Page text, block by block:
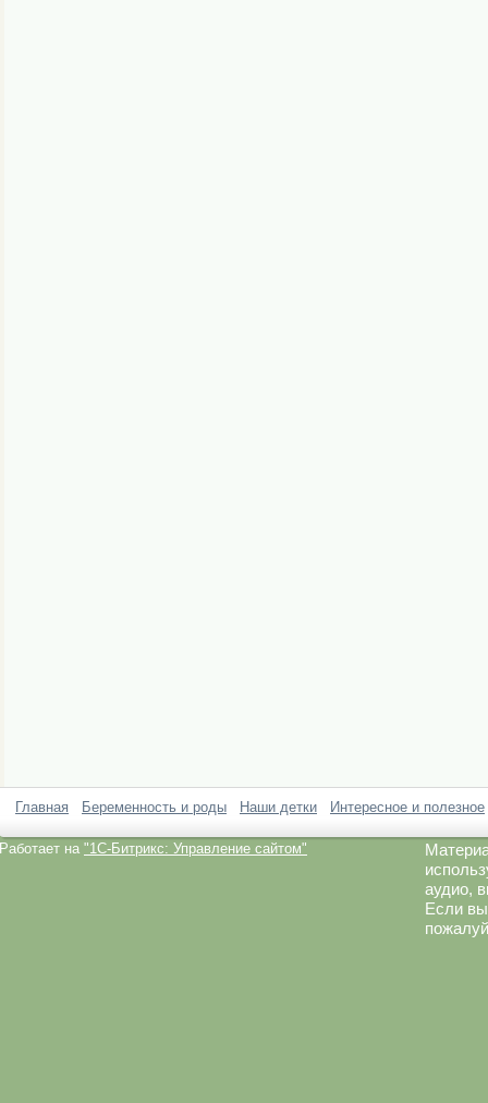
Главная Беременность и роды Наши детки Интересное и полезное
Работает на "1C-Битрикс: Управление сайтом"
аудио,
Если вы